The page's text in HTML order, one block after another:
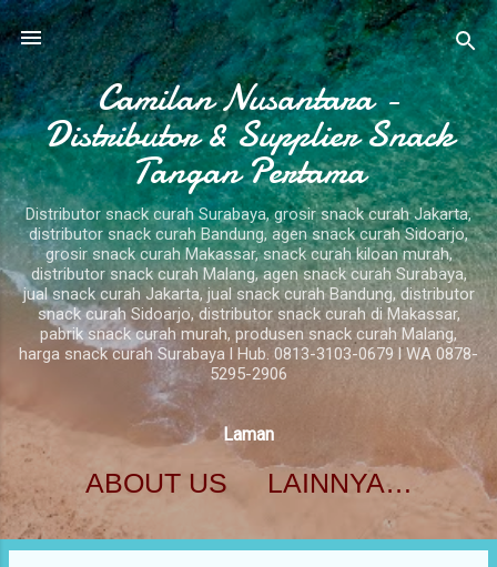
Langsung ke konten utama
Camilan Nusantara -
Distributor & Supplier Snack
Tangan Pertama
Distributor snack curah Surabaya, grosir snack curah Jakarta,
distributor snack curah Bandung, agen snack curah Sidoarjo,
grosir snack curah Makassar, snack curah kiloan murah,
distributor snack curah Malang, agen snack curah Surabaya,
jual snack curah Jakarta, jual snack curah Bandung, distributor
snack curah Sidoarjo, distributor snack curah di Makassar,
pabrik snack curah murah, produsen snack curah Malang,
harga snack curah Surabaya l Hub. 0813-3103-0679 l WA 0878-
5295-2906
Laman
ABOUT US LAINNYA…